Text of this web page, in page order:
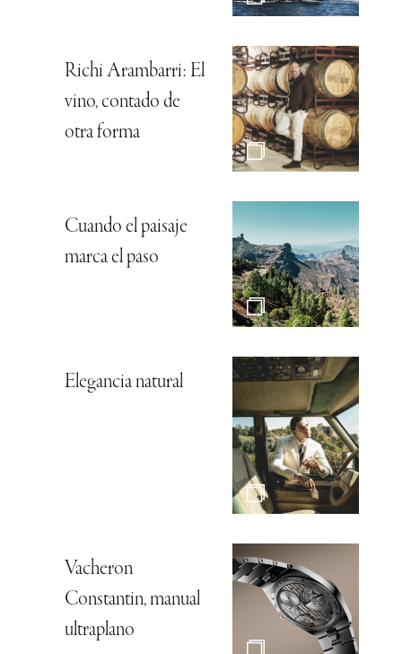
Richi Arambarri: El
vino, contado de
otra forma
Cuando el paisaje
marca el paso
Elegancia natural
Vacheron
Constantin, manual
ultraplano